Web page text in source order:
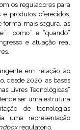
os reguladores para
produtos oferecidos.
forma mais segura, as
“como” e “quando”
e atuação real
em relação ao
desde 2020, as bases
Livres Tecnológicas”
ser uma estrutura
de tecnologias
uma representação
regulatório.